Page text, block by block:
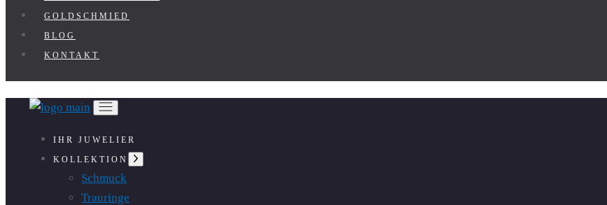
GOLDSCHMIED
BLOG
KONTAKT
IHR JUWELIER
KOLLEKTION
Untermenü
anzeigen
Schmuck
Trauringe